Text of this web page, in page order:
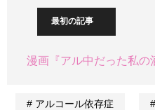
最初の記事
漫画『アル中だった私の
アルコール依存症